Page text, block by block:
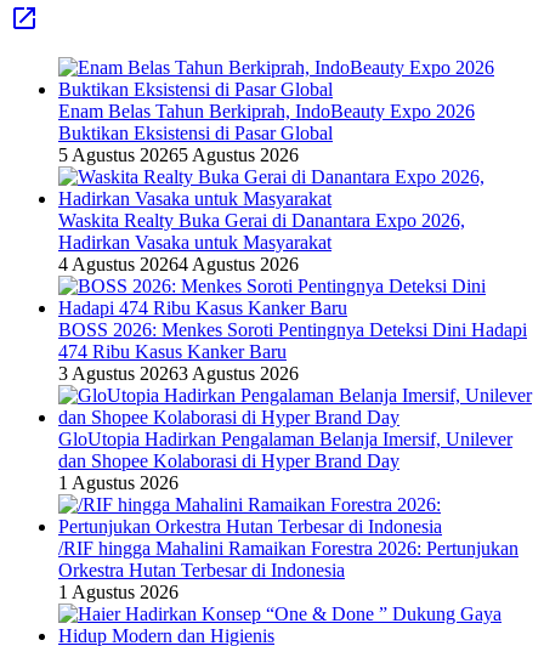
Enam Belas Tahun Berkiprah, IndoBeauty Expo 2026
Buktikan Eksistensi di Pasar Global
5 Agustus 20265 Agustus 2026
Waskita Realty Buka Gerai di Danantara Expo 2026,
Hadirkan Vasaka untuk Masyarakat
4 Agustus 20264 Agustus 2026
BOSS 2026: Menkes Soroti Pentingnya Deteksi Dini Hadapi
474 Ribu Kasus Kanker Baru
3 Agustus 20263 Agustus 2026
GloUtopia Hadirkan Pengalaman Belanja Imersif, Unilever
dan Shopee Kolaborasi di Hyper Brand Day
1 Agustus 2026
/RIF hingga Mahalini Ramaikan Forestra 2026: Pertunjukan
Orkestra Hutan Terbesar di Indonesia
1 Agustus 2026